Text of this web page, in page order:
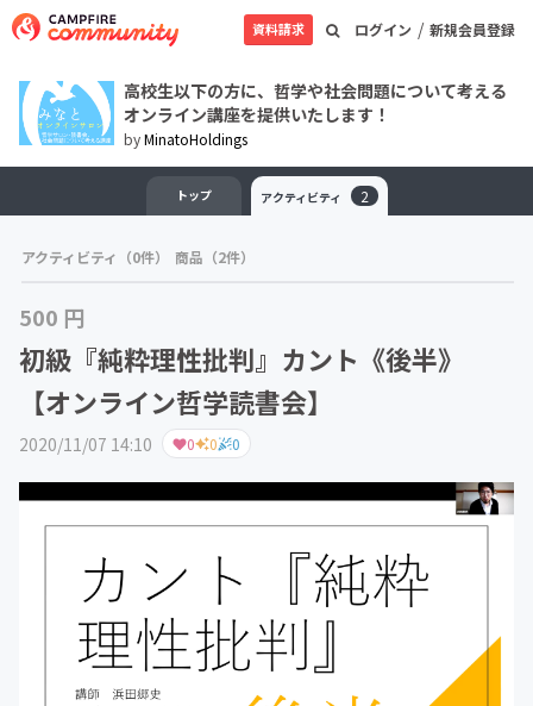
ログイン / 新規会員登録
資料請求
高校生以下の方に、哲学や社会問題について考える
オンライン講座を提供いたします！
byMinatoHoldings
トップ アクティビティ 2
アクティビティ（0件） 商品（2件）
500 円
初級『純粋理性批判』カント《後半》
【オンライン哲学読書会】
2020/11/07 14:10 0 0 0